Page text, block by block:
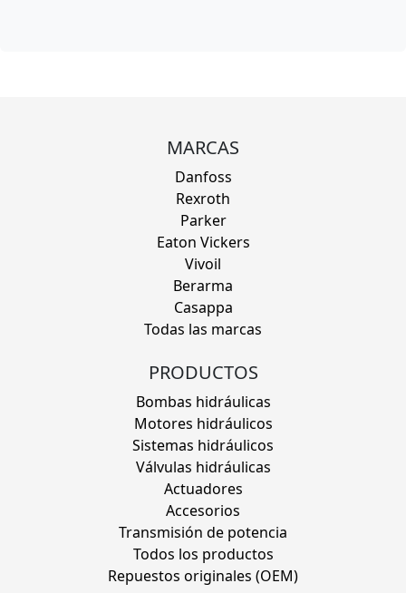
MARCAS
Danfoss
Rexroth
Parker
Eaton Vickers
Vivoil
Berarma
Casappa
Todas las marcas
PRODUCTOS
Bombas hidráulicas
Motores hidráulicos
Sistemas hidráulicos
Válvulas hidráulicas
Actuadores
Accesorios
Transmisión de potencia
Todos los productos
Repuestos originales (OEM)